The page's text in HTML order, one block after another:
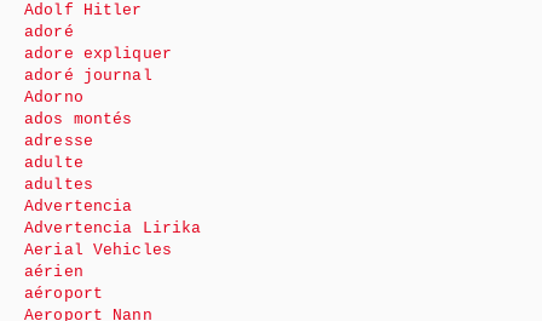
Adolf Hitler
adoré
adore expliquer
adoré journal
Adorno
ados montés
adresse
adulte
adultes
Advertencia
Advertencia Lirika
Aerial Vehicles
aérien
aéroport
Aeroport Nann